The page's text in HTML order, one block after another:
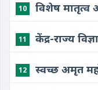
10 विशेष मातृत्व
11 केंद्र-राज्य
12 स्वच्छ अमृत